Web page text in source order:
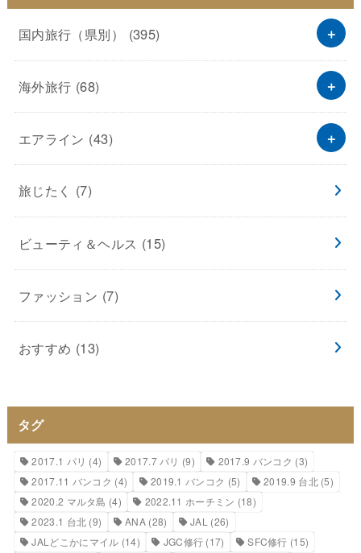
国内旅行（県別） (395)
海外旅行 (68)
エアライン (43)
旅じたく (7)
ビューティ＆ヘルス (15)
ファッション (7)
おすすめ (13)
タグ
2017.1 パリ (4) 2017.7 パリ (9) 2017.9 バンコク (3)
2017.11 バンコク (4) 2019.1 バンコク (5) 2019.9 台北(5)
2020.2 マルタ島 (4) 2022.11 ホーチミン (18)
2023.1 台北 (9) ANA(28) JAL (26)
JALどこかにマイル (14) JGC修行 (17) SFC修行 (15)